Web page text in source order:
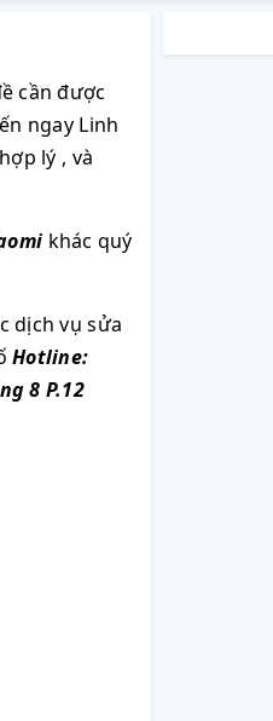
cần được
ngay Linh
lý , và
khác quý
dịch vụ sửa
Hotline:
8 P.12